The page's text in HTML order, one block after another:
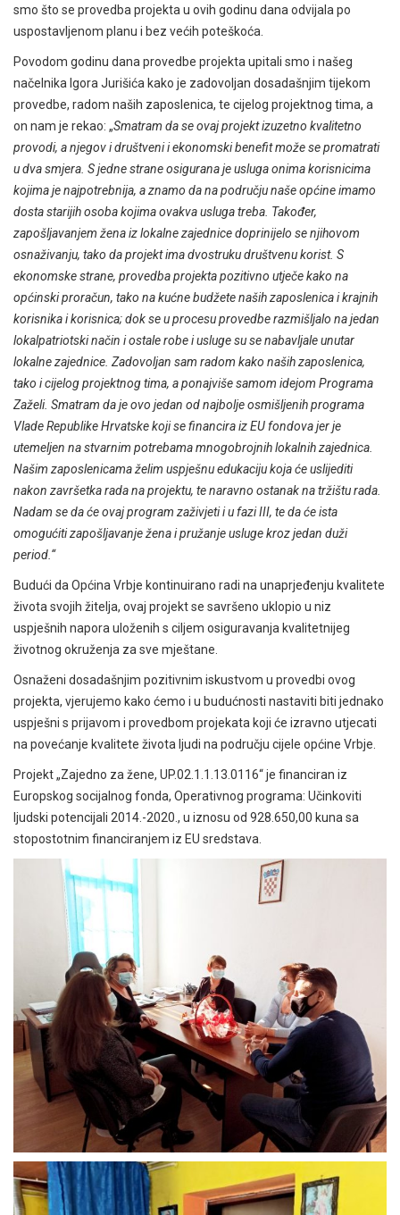
smo što se provedba projekta u ovih godinu dana odvijala po
uspostavljenom planu i bez većih poteškoća.
Povodom godinu dana provedbe projekta upitali smo i našeg
načelnika Igora Jurišića kako je zadovoljan dosadašnjim tijekom
provedbe, radom naših zaposlenica, te cijelog projektnog tima, a
on nam je rekao: „Smatram da se ovaj projekt izuzetno kvalitetno
provodi, a njegov i društveni i ekonomski benefit može se promatrati
u dva smjera. S jedne strane osigurana je usluga onima korisnicima
kojima je najpotrebnija, a znamo da na području naše općine imamo
dosta starijih osoba kojima ovakva usluga treba. Također,
zapošljavanjem žena iz lokalne zajednice doprinijelo se njihovom
osnaživanju, tako da projekt ima dvostruku društvenu korist. S
ekonomske strane, provedba projekta pozitivno utječe kako na
općinski proračun, tako na kućne budžete naših zaposlenica i krajnih
korisnika i korisnica; dok se u procesu provedbe razmišljalo na jedan
lokalpatriotski način i ostale robe i usluge su se nabavljale unutar
lokalne zajednice. Zadovoljan sam radom kako naših zaposlenica,
tako i cijelog projektnog tima, a ponajviše samom idejom Programa
Zaželi. Smatram da je ovo jedan od najbolje osmišljenih programa
Vlade Republike Hrvatske koji se financira iz EU fondova jer je
utemeljen na stvarnim potrebama mnogobrojnih lokalnih zajednica.
Našim zaposlenicama želim uspješnu edukaciju koja će uslijediti
nakon završetka rada na projektu, te naravno ostanak na tržištu rada.
Nadam se da će ovaj program zaživjeti i u fazi III, te da će ista
omogućiti zapošljavanje žena i pružanje usluge kroz jedan duži
period.“
Budući da Općina Vrbje kontinuirano radi na unaprjeđenju kvalitete
života svojih žitelja, ovaj projekt se savršeno uklopio u niz
uspješnih napora uloženih s ciljem osiguravanja kvalitetnijeg
životnog okruženja za sve mještane.
Osnaženi dosadašnjim pozitivnim iskustvom u provedbi ovog
projekta, vjerujemo kako ćemo i u budućnosti nastaviti biti jednako
uspješni s prijavom i provedbom projekata koji će izravno utjecati
na povećanje kvalitete života ljudi na području cijele općine Vrbje.
Projekt „Zajedno za žene, UP.02.1.1.13.0116“ je financiran iz
Europskog socijalnog fonda, Operativnog programa: Učinkoviti
ljudski potencijali 2014.-2020., u iznosu od 928.650,00 kuna sa
stopostotnim financiranjem iz EU sredstava